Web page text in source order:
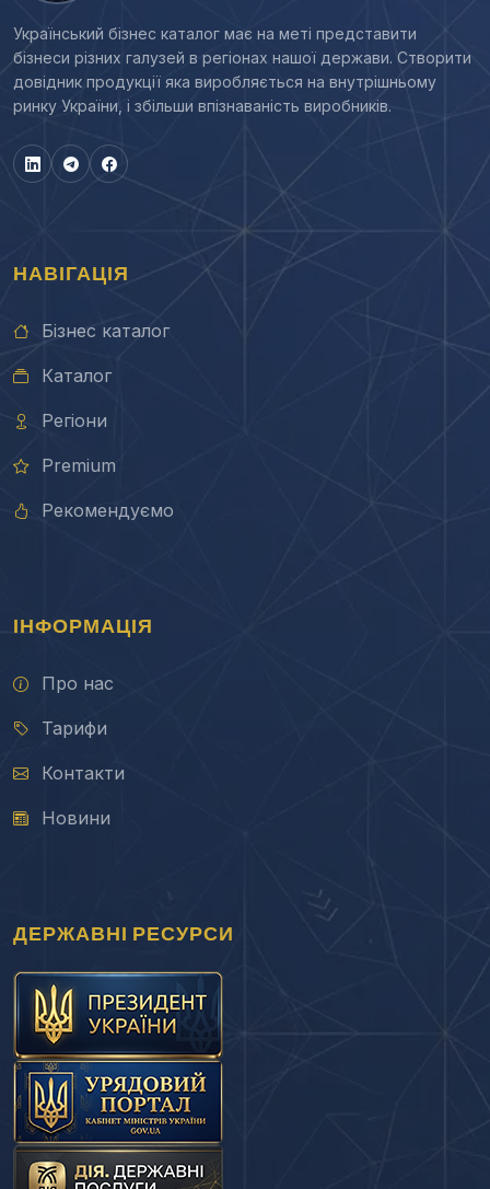
Український бізнес каталог має на меті представити
бізнеси різних галузей в регіонах нашої держави. Створити
довідник продукції яка виробляється на внутрішньому
ринку України, і збільши впізнаваність виробників.
НАВІГАЦІЯ
Бізнес каталог
Каталог
Регіони
Premium
Рекомендуємо
ІНФОРМАЦІЯ
Про нас
Тарифи
Контакти
Новини
ДЕРЖАВНІ РЕСУРСИ